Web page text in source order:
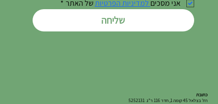
אני מסכים למדיניות הפרטיות של האתר *
שליחה
כתובת
רח' בצלאל 45 קומה 1, חדר 116 ר"ג 5252131